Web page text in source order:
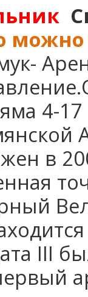
можно
4-
в
III